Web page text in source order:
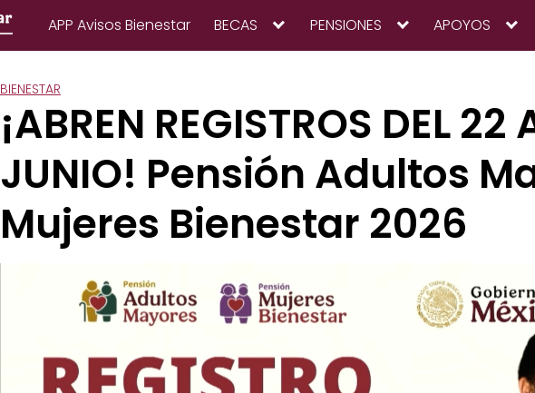
APP Avisos Bienestar BECAS PENSIONES APOYOS
BIENESTAR
¡ABREN REGISTROS DEL 22
JUNIO! Pensión Adultos
Mujeres Bienestar 2026